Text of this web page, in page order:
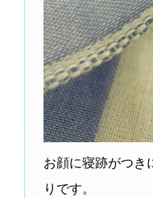
お顔に寝跡がつき
りです。